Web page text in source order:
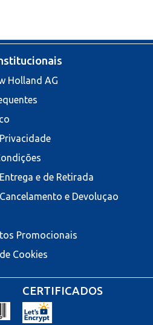
Holland AG
e de Retirada
e Devoluçao
Promocionais
Cookies
CERTIFICADOS